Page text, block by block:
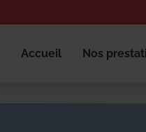
Accueil Nos